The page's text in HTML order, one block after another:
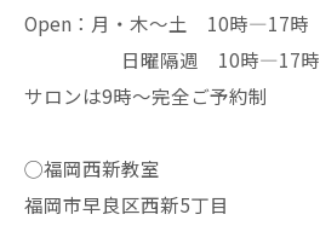
Open：月・木〜土 10時—17時
日曜隔週 10時—17時
サロンは9時〜完全ご予約制
◯福岡西新教室
福岡市早良区西新5丁目